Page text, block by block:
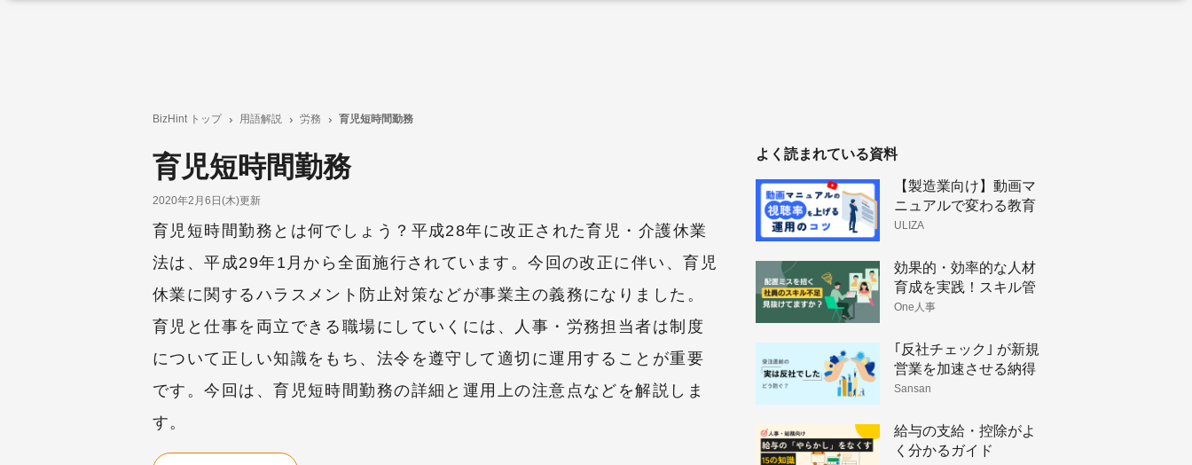
BizHint トップ 用語解説 労務 育児短時間勤務
育児短時間勤務
2020年2月6日(木)更新
育児短時間勤務とは何でしょう？平成28年に改正された育児・介護休業
法は、平成29年1月から全面施行されています。今回の改正に伴い、育児
休業に関するハラスメント防止対策などが事業主の義務になりました。
育児と仕事を両立できる職場にしていくには、人事・労務担当者は制度
について正しい知識をもち、法令を遵守して適切に運用することが重要
です。今回は、育児短時間勤務の詳細と運用上の注意点などを解説しま
す。
よく読まれている資料
【製造業向け】動画マ
ニュアルで変わる教育
体制と技術伝承
ULIZA
効果的・効率的な人材
育成を実践！スキル管
理のメリットと手法
One人事
｢反社チェック｣ が新規
営業を加速させる納得
理由
Sansan
給与の支給・控除がよ
く分かるガイド